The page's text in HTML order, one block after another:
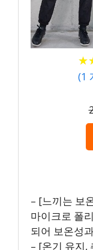
★
★
(1
– [느끼는 보
마이크로 폴
되어 보온성
– [온기 유지,